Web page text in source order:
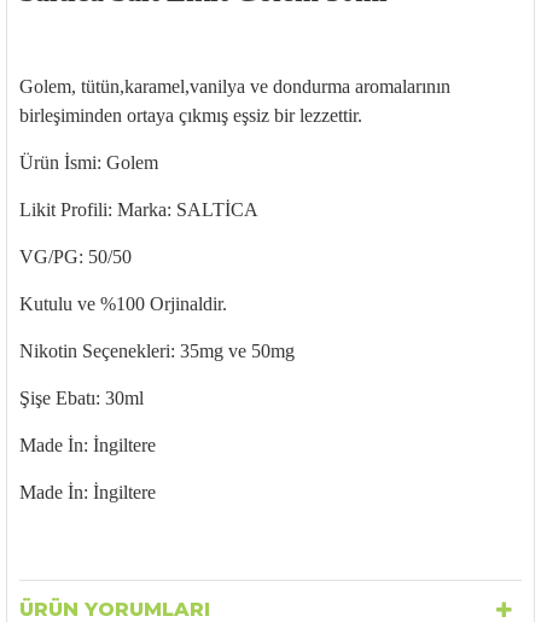
Golem, tütün,karamel,vanilya ve dondurma aromalarının
birleşiminden ortaya çıkmış eşsiz bir lezzettir.
Ürün İsmi: Golem
Likit Profili: Marka: SALTİCA
VG/PG: 50/50
Kutulu ve %100 Orjinaldir.
Nikotin Seçenekleri: 35mg ve 50mg
Şişe Ebatı: 30ml
Made İn: İngiltere
Made İn: İngiltere
ÜRÜN YORUMLARI